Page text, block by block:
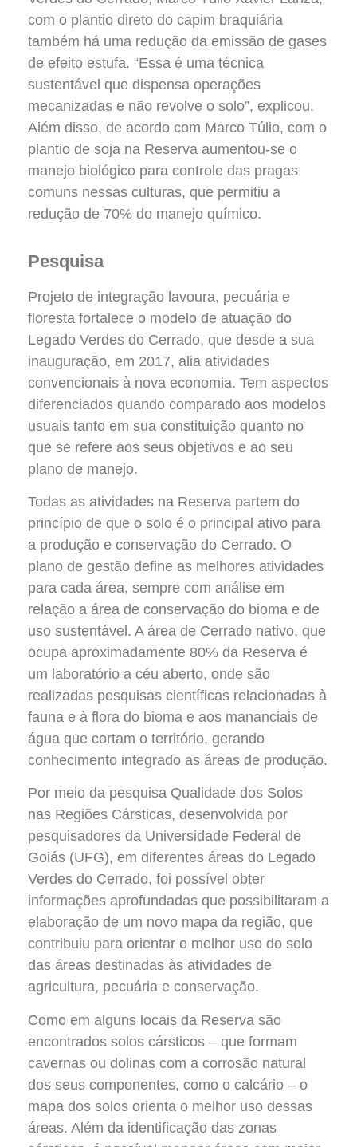
com o plantio direto do capim braquiária
também há uma redução da emissão de gases
de efeito estufa. “Essa é uma técnica
sustentável que dispensa operações
mecanizadas e não revolve o solo”, explicou.
Além disso, de acordo com Marco Túlio, com o
plantio de soja na Reserva aumentou-se o
manejo biológico para controle das pragas
comuns nessas culturas, que permitiu a
redução de 70% do manejo químico.
Pesquisa
Projeto de integração lavoura, pecuária e
floresta fortalece o modelo de atuação do
Legado Verdes do Cerrado, que desde a sua
inauguração, em 2017, alia atividades
convencionais à nova economia. Tem aspectos
diferenciados quando comparado aos modelos
usuais tanto em sua constituição quanto no
que se refere aos seus objetivos e ao seu
plano de manejo.
Todas as atividades na Reserva partem do
princípio de que o solo é o principal ativo para
a produção e conservação do Cerrado. O
plano de gestão define as melhores atividades
para cada área, sempre com análise em
relação a área de conservação do bioma e de
uso sustentável. A área de Cerrado nativo, que
ocupa aproximadamente 80% da Reserva é
um laboratório a céu aberto, onde são
realizadas pesquisas científicas relacionadas à
fauna e à flora do bioma e aos mananciais de
água que cortam o território, gerando
conhecimento integrado as áreas de produção.
Por meio da pesquisa Qualidade dos Solos
nas Regiões Cársticas, desenvolvida por
pesquisadores da Universidade Federal de
Goiás (UFG), em diferentes áreas do Legado
Verdes do Cerrado, foi possível obter
informações aprofundadas que possibilitaram a
elaboração de um novo mapa da região, que
contribuiu para orientar o melhor uso do solo
das áreas destinadas às atividades de
agricultura, pecuária e conservação.
Como em alguns locais da Reserva são
encontrados solos cársticos – que formam
cavernas ou dolinas com a corrosão natural
dos seus componentes, como o calcário – o
mapa dos solos orienta o melhor uso dessas
áreas. Além da identificação das zonas